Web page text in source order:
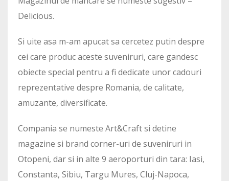
Delicious.
Si uite asa m-am apucat sa cercetez putin despre
cei care produc aceste suveniruri, care gandesc
obiecte special pentru a fi dedicate unor cadouri
reprezentative despre Romania, de calitate,
amuzante, diversificate.
Compania se numeste Art&Craft si detine
magazine si brand corner-uri de suveniruri in
Otopeni, dar si in alte 9 aeroporturi din tara: Iasi,
Constanta, Sibiu, Targu Mures, Cluj-Napoca,